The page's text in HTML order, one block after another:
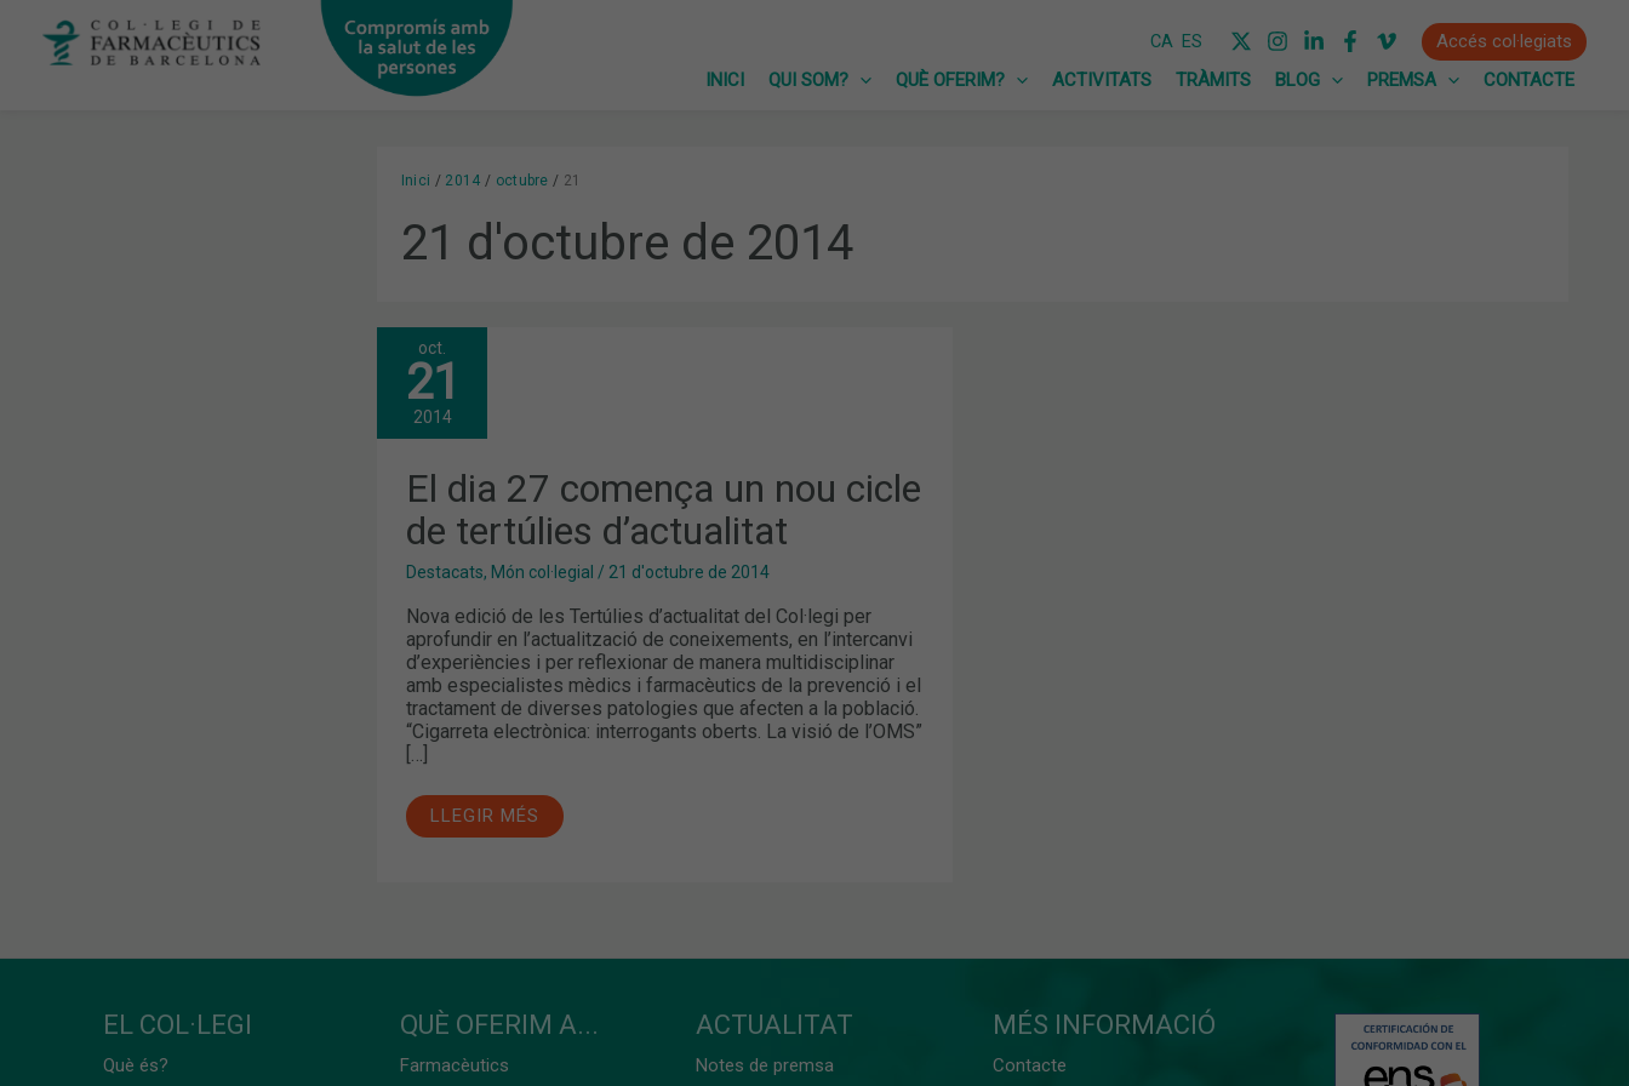
CA ES
Accés col·legiats
INICI
QUI SOM? QUÈ OFERIM? ACTIVITATS TRÀMITS BLOG PREMSA CONTACTE
Inici 2014 octubre 21
21 d'octubre de 2014
oct.
21
2014
El dia 27 comença un nou cicle
de tertúlies d’actualitat
Destacats, Món col·legial / 21 d'octubre de 2014
Nova edició de les Tertúlies d’actualitat del Col·legi per
aprofundir en l’actualització de coneixements, en l’intercanvi
d’experiències i per reflexionar de manera multidisciplinar
amb especialistes mèdics i farmacèutics de la prevenció i el
tractament de diverses patologies que afecten a la població.
“Cigarreta electrònica: interrogants oberts. La visió de l’OMS”
[…]
EL
DIA
27
COMENÇA
UN
CICLE
DE
TERTÚLIES
D’ACTUALITAT
LLEGIR MÉS
EL COL·LEGI
Què és?
QUÈ OFERIM A...
Farmacèutics
ACTUALITAT
Notes de premsa
MÉS INFORMACIÓ
Contacte